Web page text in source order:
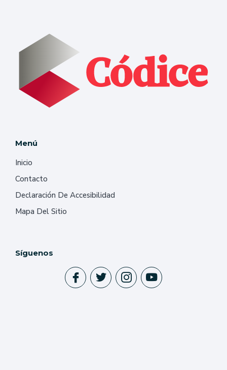
Menú
Inicio
Contacto
Declaración De Accesibilidad
Mapa Del Sitio
Síguenos